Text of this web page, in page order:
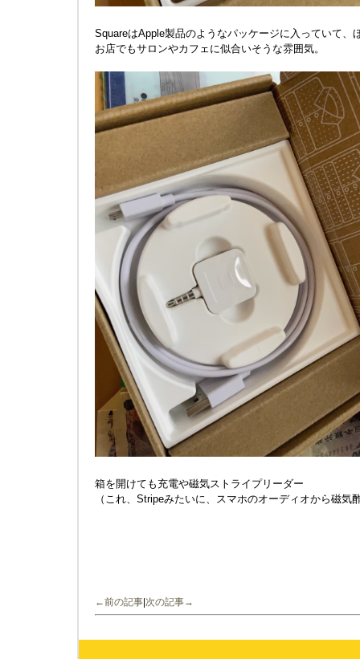
SquareはApple製品のようなパッケージに入っていて、
お店でもサロンやカフェに似合いそうな雰囲気。
箱を開けても充電や磁気ストライプリーダー
（これ、Stripeみたいに、スマホのオーディオから磁気
←前の記事 次の記事→